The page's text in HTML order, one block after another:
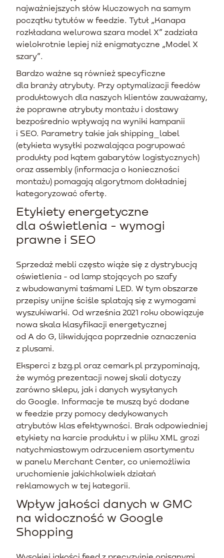
najważniejszych słów kluczowych na samym
początku tytułów w feedzie. Tytuł „Kanapa
rozkładana welurowa szara model X” zadziała
wielokrotnie lepiej niż enigmatyczne „Model X
szary”.
Bardzo ważne są również specyficzne
dla branży atrybuty. Przy optymalizacji feedów
produktowych dla naszych klientów zauważamy,
że poprawne atrybuty montażu i dostawy
bezpośrednio wpływają na wyniki kampanii
i SEO. Parametry takie jak shipping_label
(etykieta wysyłki pozwalająca pogrupować
produkty pod kątem gabarytów logistycznych)
oraz assembly (informacja o konieczności
montażu) pomagają algorytmom dokładniej
kategoryzować ofertę.
Etykiety energetyczne
dla oświetlenia - wymogi
prawne i SEO
Sprzedaż mebli często wiąże się z dystrybucją
oświetlenia - od lamp stojących po szafy
z wbudowanymi taśmami LED. W tym obszarze
przepisy unijne ściśle splatają się z wymogami
wyszukiwarki. Od września 2021 roku obowiązuje
nowa skala klasyfikacji energetycznej
od A do G, likwidująca poprzednie oznaczenia
z plusami.
Eksperci z bzg.pl oraz cemark.pl przypominają,
że wymóg prezentacji nowej skali dotyczy
zarówno sklepu, jak i danych wysyłanych
do Google. Informacje te muszą być dodane
w feedzie przy pomocy dedykowanych
atrybutów klas efektywności. Brak odpowiedniej
etykiety na karcie produktu i w pliku XML grozi
natychmiastowym odrzuceniem asortymentu
w panelu Merchant Center, co uniemożliwia
uruchomienie jakichkolwiek działań
reklamowych w tej kategorii.
Wpływ jakości danych w GMC
na widoczność w Google
Shopping
Wysokiej jakości feed z precyzyjnie opisanymi